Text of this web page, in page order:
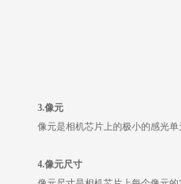
3.像元
像元是相机芯片上的极小的感光单
4.像元尺寸